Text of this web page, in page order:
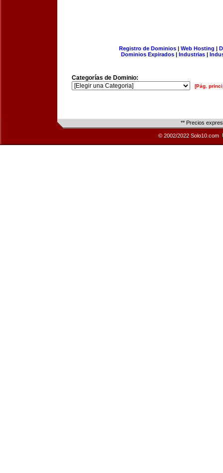
Registro de Dominios| Web Hosting |
Dominios Expirados | Industrias |
Categorías de Dominio:
[Pág.
** Precios
© 2002/2022 Solo10.com